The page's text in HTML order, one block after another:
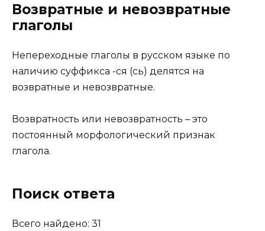
Возвратные и невозвратные
глаголы
Непереходные глаголы в русском языке по
наличию суффикса -ся (сь) делятся на
возвратные и невозвратные.
Возвратность или невозвратность – это
постоянный морфологический признак
глагола.
Поиск ответа
Всего найдено: 31